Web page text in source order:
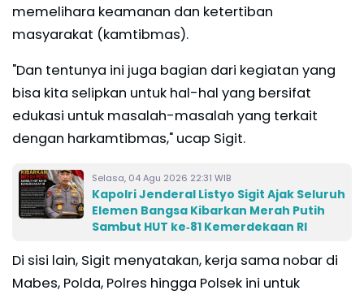
memelihara keamanan dan ketertiban
masyarakat (kamtibmas).
"Dan tentunya ini juga bagian dari kegiatan yang
bisa kita selipkan untuk hal-hal yang bersifat
edukasi untuk masalah-masalah yang terkait
dengan harkamtibmas," ucap Sigit.
Selasa, 04 Agu 2026 22:31 WIB
Kapolri Jenderal Listyo Sigit Ajak Seluruh
Elemen Bangsa Kibarkan Merah Putih
Sambut HUT ke‑81 Kemerdekaan RI
Di sisi lain, Sigit menyatakan, kerja sama nobar di
Mabes, Polda, Polres hingga Polsek ini untuk